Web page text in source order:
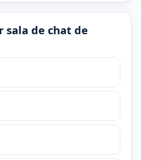
sala de chat de